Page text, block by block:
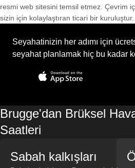
resmi web sitesini temsil etmez. Çevrim
sizin için kolaylaştıran ticari bir kuruluştur.
Seyahatinizin her adımı için
seyahat planlamak hiç bu kadar
Brugge'dan Brüksel
Saatleri
Sabah kalkışları